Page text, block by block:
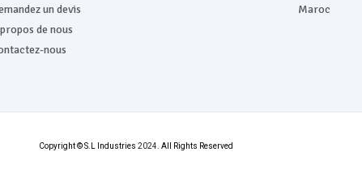
un devis
de nous
nous
Maroc
Copyright © S.L Industries 2024. All Rights Reserved